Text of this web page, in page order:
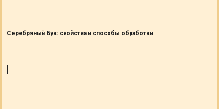
Серебряный Бук: свойства и способы обработки